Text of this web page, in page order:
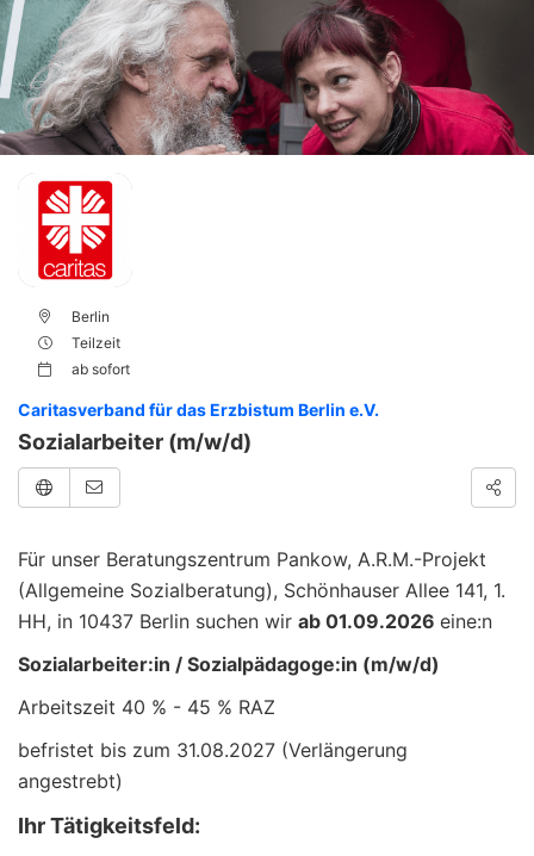
Berlin
Teilzeit
ab sofort
Caritasverband für das Erzbistum Berlin e.V.
Sozialarbeiter (m/w/d)
Für unser Beratungszentrum Pankow, A.R.M.-Projekt
(Allgemeine Sozialberatung), Schönhauser Allee 141, 1.
HH, in 10437 Berlin suchen wir ab 01.09.2026 eine:n
Sozialarbeiter:in / Sozialpädagoge:in (m/w/d)
Arbeitszeit 40 % - 45 % RAZ
befristet bis zum 31.08.2027 (Verlängerung
angestrebt)
Ihr Tätigkeitsfeld: